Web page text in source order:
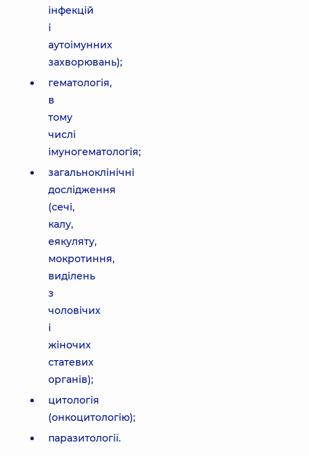
інфекцій
і
аутоімунних
захворювань);
гематологія,
в
тому
числі
імуногематологія;
загальноклінічні
дослідження
(сечі,
калу,
еякуляту,
мокротиння,
виділень
з
чоловічих
і
жіночих
статевих
органів);
цитологія
(онкоцитологію);
паразитології.